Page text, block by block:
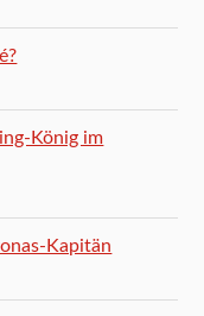
König im
Kapitän